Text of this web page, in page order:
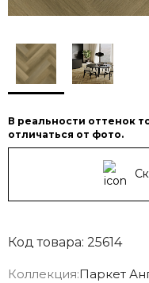
В реальности оттенок
отличаться от фото.
Код товара: 25614
Коллекция:Паркет